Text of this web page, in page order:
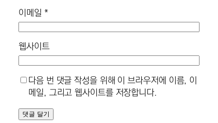
이메일 *
웹사이트
다음 번 댓글 작성을 위해 이 브라우저에 이름, 이
메일, 그리고 웹사이트를 저장합니다.